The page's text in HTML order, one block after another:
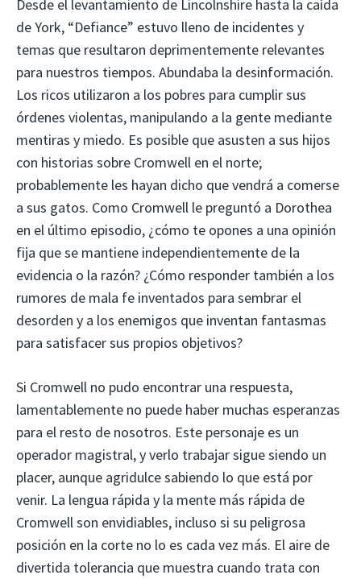
Desde el levantamiento de Lincolnshire hasta la caída
de York, “Defiance” estuvo lleno de incidentes y
temas que resultaron deprimentemente relevantes
para nuestros tiempos. Abundaba la desinformación.
Los ricos utilizaron a los pobres para cumplir sus
órdenes violentas, manipulando a la gente mediante
mentiras y miedo. Es posible que asusten a sus hijos
con historias sobre Cromwell en el norte;
probablemente les hayan dicho que vendrá a comerse
a sus gatos. Como Cromwell le preguntó a Dorothea
en el último episodio, ¿cómo te opones a una opinión
fija que se mantiene independientemente de la
evidencia o la razón? ¿Cómo responder también a los
rumores de mala fe inventados para sembrar el
desorden y a los enemigos que inventan fantasmas
para satisfacer sus propios objetivos?
Si Cromwell no pudo encontrar una respuesta,
lamentablemente no puede haber muchas esperanzas
para el resto de nosotros. Este personaje es un
operador magistral, y verlo trabajar sigue siendo un
placer, aunque agridulce sabiendo lo que está por
venir. La lengua rápida y la mente más rápida de
Cromwell son envidiables, incluso si su peligrosa
posición en la corte no lo es cada vez más. El aire de
divertida tolerancia que muestra cuando trata con